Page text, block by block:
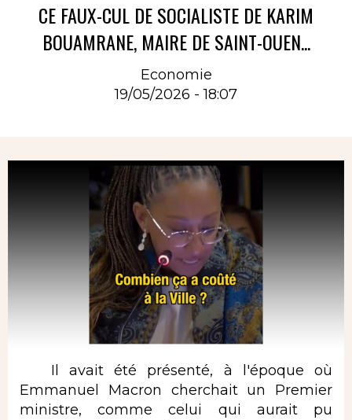
CE FAUX-CUL DE SOCIALISTE DE KARIM
BOUAMRANE, MAIRE DE SAINT-OUEN...
Economie
19/05/2026 - 18:07
Il avait été présenté, à l'époque où
Emmanuel Macron cherchait un Premier
ministre, comme celui qui aurait pu